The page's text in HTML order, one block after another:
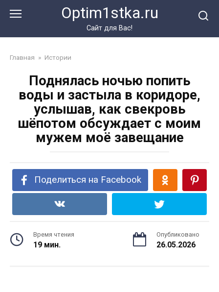
Optim1stka.ru
Сайт для Вас!
Главная » Истории
Поднялась ночью попить
воды и застыла в коридоре,
услышав, как свекровь
шёпотом обсуждает с моим
мужем моё завещание
Поделиться на Facebook
Время чтения
19 мин.
Опубликовано
26.05.2026